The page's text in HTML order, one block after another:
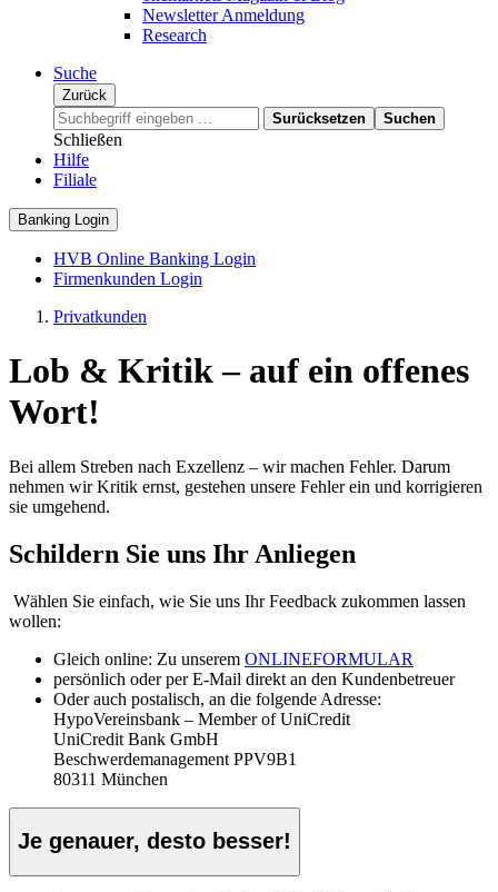
Newsletter Anmeldung
Research
Suche
Zurück
Surücksetzen
Suchen
Schließen
Hilfe
Filiale
Banking Login
HVB Online Banking Login
Firmenkunden Login
Privatkunden
Lob & Kritik – auf ein offenes
Wort!
Bei allem Streben nach Exzellenz – wir machen Fehler. Darum
nehmen wir Kritik ernst, gestehen unsere Fehler ein und korrigieren
sie umgehend.
Schildern Sie uns Ihr Anliegen
Wählen Sie einfach, wie Sie uns Ihr Feedback zukommen lassen
wollen:
Gleich online: Zu unserem ONLINEFORMULAR
persönlich oder per E-Mail direkt an den Kundenbetreuer
Oder auch postalisch, an die folgende Adresse:
HypoVereinsbank – Member of UniCredit
UniCredit Bank GmbH
Beschwerdemanagement PPV9B1
80311 München
Je genauer, desto besser!